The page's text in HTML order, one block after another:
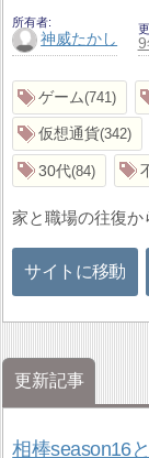
所有者
神威たかし
ゲーム 741
仮想通貨 342
30代 84
家と職場の往復か
サイトに移動
更新記事
相棒season16